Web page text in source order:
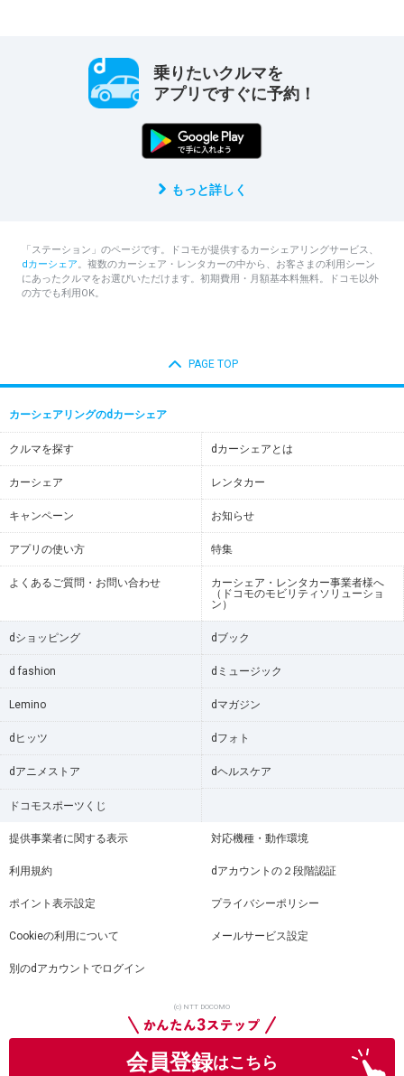
会員登録はこちら
乗りたいクルマを
アプリですぐに予約！
もっと詳しく
「ステーション」のページです。ドコモが提供するカーシェアリングサービス、
dカーシェア。複数のカーシェア・レンタカーの中から、お客さまの利用シーン
にあったクルマをお選びいただけます。初期費用・月額基本料無料。ドコモ以外
の方でも利用OK。
PAGE TOP
カーシェアリングのdカーシェア
クルマを探す dカーシェアとは
カーシェア レンタカー
キャンペーン お知らせ
アプリの使い方 特集
よくあるご質問・お問い合わせ
カーシェア・レンタカー事業者様へ
（ドコモのモビリティソリューショ
ン）
dショッピング dブック
d fashion dミュージック
Lemino dマガジン
dヒッツ dフォト
dアニメストア dヘルスケア
ドコモスポーツくじ
提供事業者に関する表示 対応機種・動作環境
利用規約 dアカウントの２段階認証
ポイント表示設定 プライバシーポリシー
Cookieの利用について メールサービス設定
別のdアカウントでログイン
(c) NTT DOCOMO